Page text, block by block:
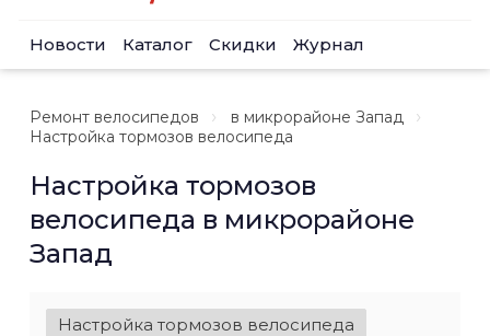
Новости Каталог Скидки Журнал
Ремонт велосипедов
в микрорайоне Запад
Настройка тормозов велосипеда
Настройка тормозов
велосипеда в микрорайоне
Запад
Настройка тормозов велосипеда